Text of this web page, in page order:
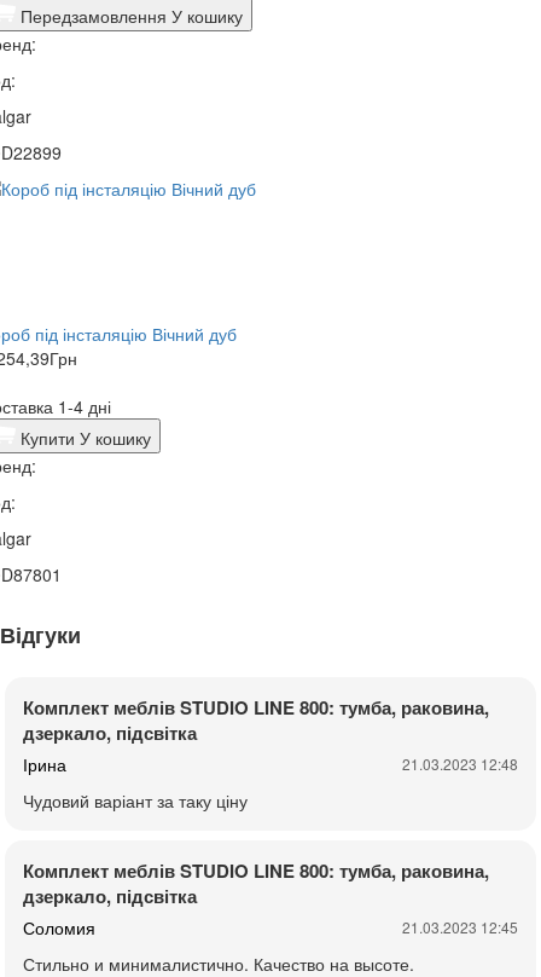
Передзамовлення У кошику
під інсталяцію Вічний дуб
Грн
1-4 дні
Купити У кошику
Відгуки
Комплект меблів STUDIO LINE 800: тумба, раковина,
дзеркало, підсвітка
Ірина 21.03.2023 12:48
Чудовий варіант за таку ціну
Комплект меблів STUDIO LINE 800: тумба, раковина,
дзеркало, підсвітка
Соломия 21.03.2023 12:45
Стильно и минималистично. Качество на высоте.